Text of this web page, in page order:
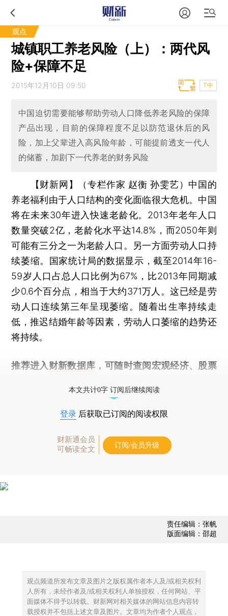
观点
城镇职工养老风险（上）：两代风
险+保障不足
2015年12月10日 09:50 T中
中国迫切需要能够帮助劳动人口降低养老风险的保障
产品出现，目前的保障程度不足以防范退休后的风
险，加上父辈进入高风险年龄，可能提前透支一代人
的储蓄，加剧下一代养老的财务风险
【财新网】（专栏作家 赵衡 孙雯艺） 中国的
养老福利由于人口结构的变化面临很大危机。中国
将在未来30年进入快速老龄化。2013年老年人口
数量突破2亿，老龄化水平达14.8%，而2050年则
可能有三分之一为老龄人口。另一方面劳动人口持
续萎缩。国家统计局的数据显示，截至2014年16-
59岁人口占总人口比例为67%，比2013年同期减
少0.6个百分点，相当于大约371万人。这已经是劳
动人口连续第三年呈现萎缩。随着出生率持续走
低，推迟结婚年龄等因素，劳动人口萎缩的趋势还
将持续。
推荐进入 财新数据库 ，可随时查阅宏观经济、股票
本文共计0字 订阅后继续阅读
登录 后获取已订阅的阅读权限
财新通会员
可畅读全文
订阅/会员升级
责任编辑：张帆
版面编辑：邵超
观点频道所发布文章及图片之版权属作者本人及/或相关权利
人所有，未经作者及/或相关权利人单独授权，任何网站、平
面媒体不得予以转载。财新网对相关媒体的网站信息内容转
载授权并不包括上述文章及图片。文章均为作者个人观点，